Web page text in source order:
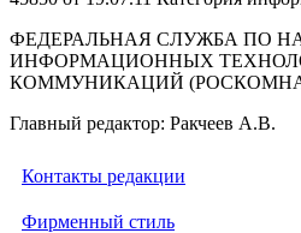
ФЕДЕРАЛЬНАЯ СЛУЖБА ПО
ИНФОРМАЦИОННЫХ
КОММУНИКАЦИЙ
Главный редактор: Ракчеев А.В.
Контакты редакции
Фирменный стиль